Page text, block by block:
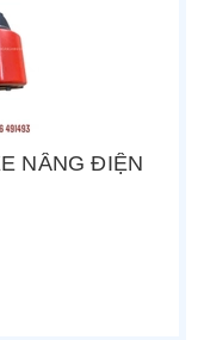
NÂNG ĐIỆN